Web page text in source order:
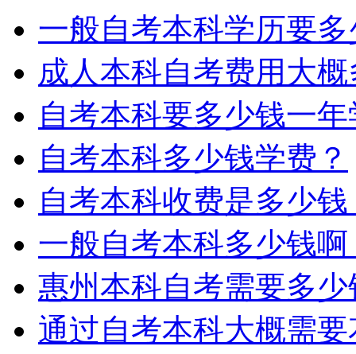
一般自考本科学历要
成人本科自考费用大
自考本科要多少钱一
自考本科多少钱学费？
自考本科收费是多少钱
一般自考本科多少钱啊
惠州本科自考需要多少
通过自考本科大概需